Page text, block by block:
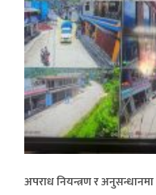
अपराध नियन्त्रण र